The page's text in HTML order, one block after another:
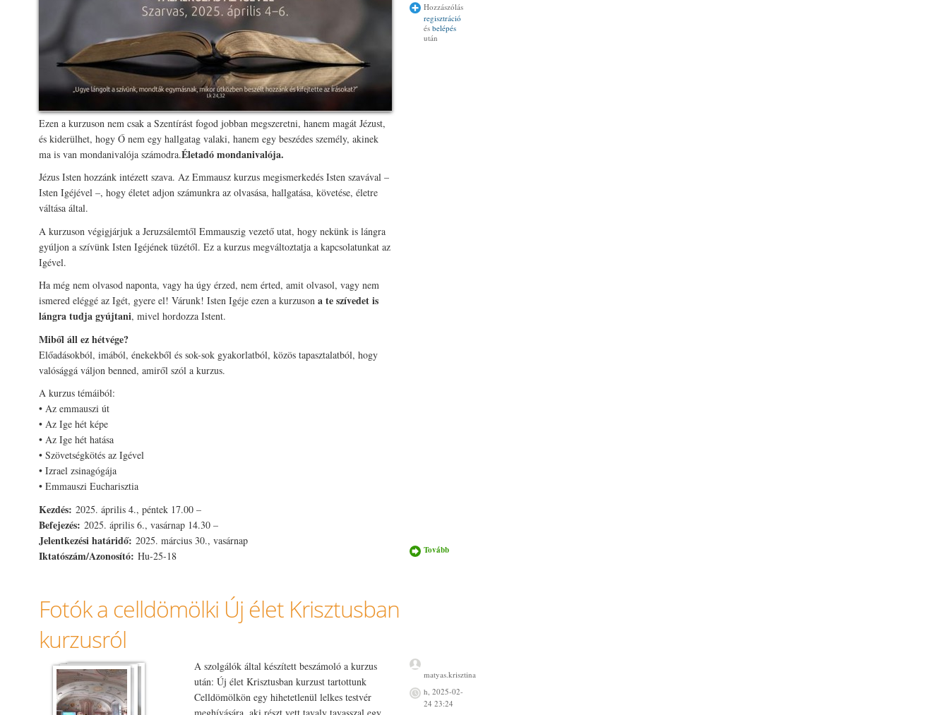
Ezen a kurzuson nem csak a Szentírást fogod jobban megszeretni, hanem magát Jézust,
és kiderülhet, hogy Ő nem egy hallgatag valaki, hanem egy beszédes személy, akinek
ma is van mondanivalója számodra.Életadó mondanivalója.
Jézus Isten hozzánk intézett szava. Az Emmausz kurzus megismerkedés Isten szavával –
Isten Igéjével –, hogy életet adjon számunkra az olvasása, hallgatása, követése, életre
váltása által.
A kurzuson végigjárjuk a Jeruzsálemtől Emmauszig vezető utat, hogy nekünk is lángra
gyúljon a szívünk Isten Igéjének tüzétől. Ez a kurzus megváltoztatja a kapcsolatunkat az
Igével.
Ha még nem olvasod naponta, vagy ha úgy érzed, nem érted, amit olvasol, vagy nem
ismered eléggé az Igét, gyere el! Várunk! Isten Igéje ezen a kurzuson a te szívedet is
lángra tudja gyújtani, mivel hordozza Istent.
Miből áll ez hétvége?
Előadásokból, imából, énekekből és sok-sok gyakorlatból, közös tapasztalatból, hogy
valósággá váljon benned, amiről szól a kurzus.
A kurzus témáiból:
• Az emmauszi út
• Az Ige hét képe
• Az Ige hét hatása
• Szövetségkötés az Igével
• Izrael zsinagógája
• Emmauszi Eucharisztia
Kezdés: 2025. április 4., péntek 17.00 –
Befejezés: 2025. április 6., vasárnap 14.30 –
Jelentkezési határidő: 2025. március 30., vasárnap
Iktatószám/Azonosító: Hu-25-18 Tovább
Hozzászólás
regisztráció
és belépés
után
Fotók a celldömölki Új élet Krisztusban
kurzusról
A szolgálók által készített beszámoló a kurzus
után: Új élet Krisztusban kurzust tartottunk
Celldömölkön egy hihetetlenül lelkes testvér
meghívására, aki részt vett tavaly tavasszal egy
matyas.krisztina
h, 2025-02-
24 23:24